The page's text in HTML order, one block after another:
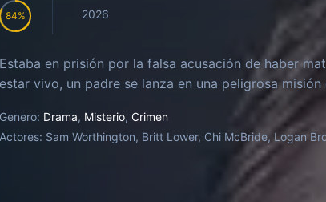
84 2026
Estaba en prisión por la falsa acusación de haber
estar vivo, un padre se lanza en una peligrosa misión
Genero: Drama, Misterio, Crimen
Actores: Sam Worthington, Britt Lower, Chi McBride, Logan